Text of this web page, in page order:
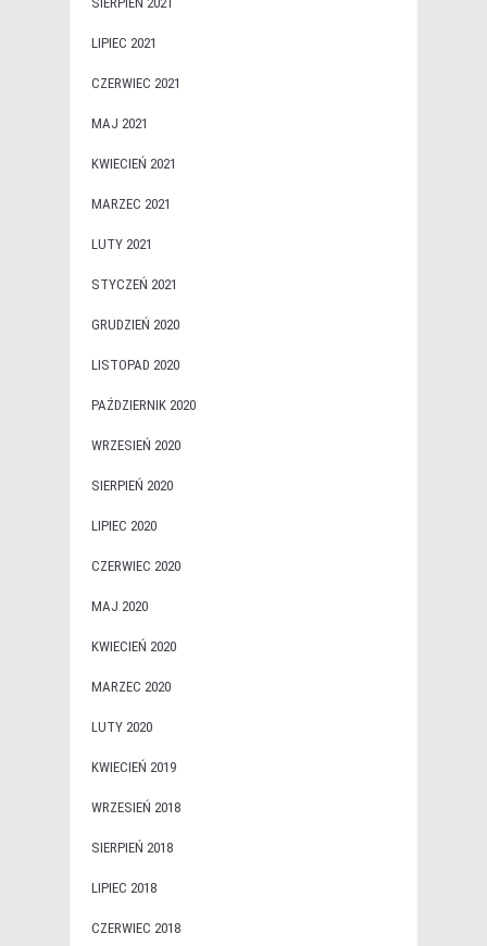
LIPIEC 2021
CZERWIEC 2021
MAJ 2021
KWIECIEŃ 2021
MARZEC 2021
LUTY 2021
STYCZEŃ 2021
GRUDZIEŃ 2020
LISTOPAD 2020
PAŹDZIERNIK 2020
WRZESIEŃ 2020
SIERPIEŃ 2020
LIPIEC 2020
CZERWIEC 2020
MAJ 2020
KWIECIEŃ 2020
MARZEC 2020
LUTY 2020
KWIECIEŃ 2019
WRZESIEŃ 2018
SIERPIEŃ 2018
LIPIEC 2018
CZERWIEC 2018